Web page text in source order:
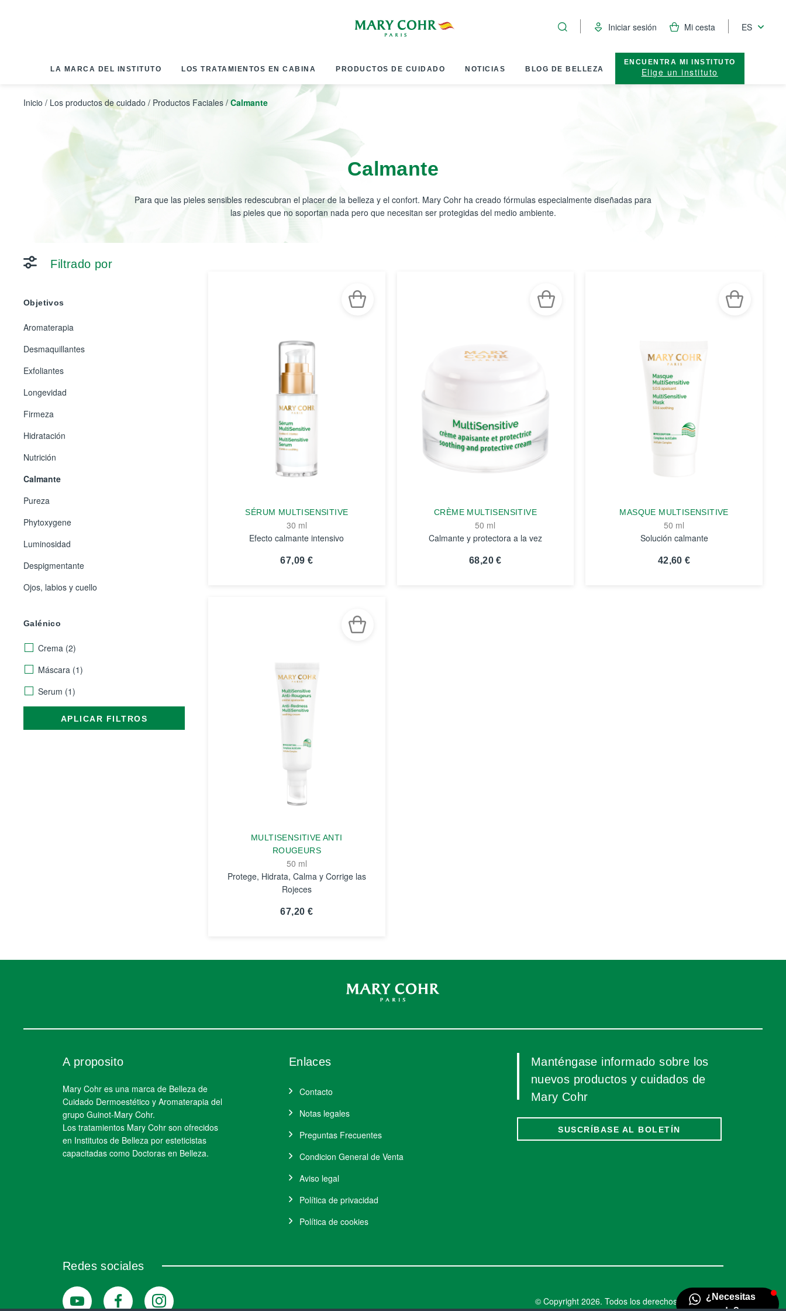
Iniciar sesión Mi cesta ES
LA MARCA DEL INSTITUTO LOS TRATAMIENTOS EN CABINA PRODUCTOS DE CUIDADO NOTICIAS BLOG DE BELLEZA
ENCUENTRA MI INSTITUTO
Elige un instituto
Inicio / Los productos de cuidado / Productos Faciales / Calmante
Calmante
Para que las pieles sensibles redescubran el placer de la belleza y el confort. Mary Cohr ha creado fórmulas especialmente diseñadas para
las pieles que no soportan nada pero que necesitan ser protegidas del medio ambiente.
Filtrado por
Objetivos
Aromaterapia
Desmaquillantes
Exfoliantes
Longevidad
Firmeza
Hidratación
Nutrición
Calmante
Pureza
Phytoxygene
Luminosidad
Despigmentante
Ojos, labios y cuello
Galénico
Crema (2)
Máscara (1)
Serum (1)
APLICAR FILTROS
SÉRUM MULTISENSITIVE
30 ml
Efecto calmante intensivo
67,09 €
CRÈME MULTISENSITIVE
50 ml
Calmante y protectora a la vez
68,20 €
MASQUE MULTISENSITIVE
50 ml
Solución calmante
42,60 €
MULTISENSITIVE ANTI
ROUGEURS
50 ml
Protege, Hidrata, Calma y Corrige las
Rojeces
67,20 €
A proposito
Mary Cohr es una marca de Belleza de
Cuidado Dermoestético y Aromaterapia del
grupo Guinot-Mary Cohr.
Los tratamientos Mary Cohr son ofrecidos
en Institutos de Belleza por esteticistas
capacitadas como Doctoras en Belleza.
Enlaces
Contacto
Notas legales
Preguntas Frecuentes
Condicion General de Venta
Aviso legal
Política de privacidad
Política de cookies
Manténgase informado sobre los
nuevos productos y cuidados de
Mary Cohr
SUSCRÍBASE AL BOLETÍN
Redes sociales
© Copyright 2026. Todos los derechos reservados.